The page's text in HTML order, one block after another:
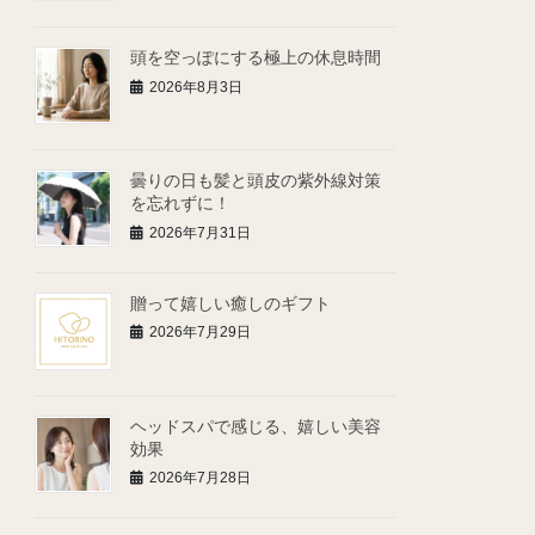
頭を空っぽにする極上の休息時間
2026年8月3日
曇りの日も髪と頭皮の紫外線対策
を忘れずに！
2026年7月31日
贈って嬉しい癒しのギフト
2026年7月29日
ヘッドスパで感じる、嬉しい美容
効果
2026年7月28日